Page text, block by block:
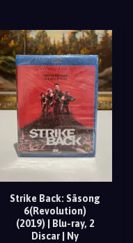
Strike Back: Säsong
6(Revolution)
(2019) | Blu-ray, 2
Discar | Ny